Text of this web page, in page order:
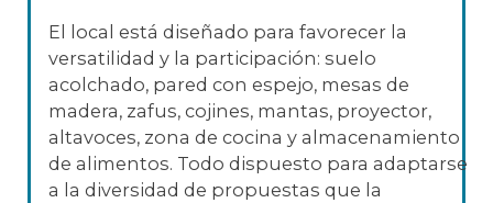
El local está diseñado para favorecer la
versatilidad y la participación: suelo
acolchado, pared con espejo, mesas de
madera, zafus, cojines, mantas, proyector,
altavoces, zona de cocina y almacenamiento
de alimentos. Todo dispuesto para adaptarse
a la diversidad de propuestas que la